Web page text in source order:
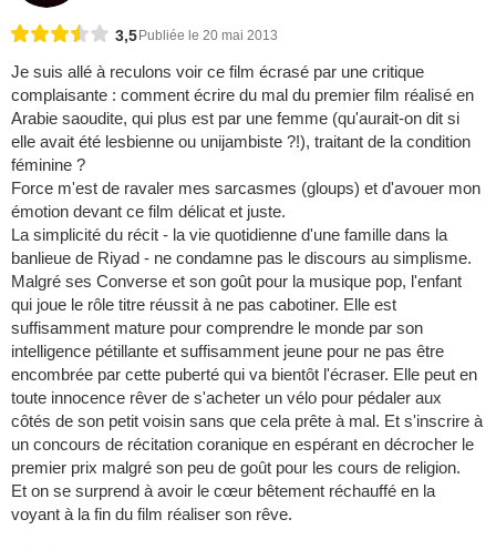
3,5 Publiée le 20 mai 2013
Je suis allé à reculons voir ce film écrasé par une critique
complaisante : comment écrire du mal du premier film réalisé en
Arabie saoudite, qui plus est par une femme (qu'aurait-on dit si
elle avait été lesbienne ou unijambiste ?!), traitant de la condition
féminine ?
Force m'est de ravaler mes sarcasmes (gloups) et d'avouer mon
émotion devant ce film délicat et juste.
La simplicité du récit - la vie quotidienne d'une famille dans la
banlieue de Riyad - ne condamne pas le discours au simplisme.
Malgré ses Converse et son goût pour la musique pop, l'enfant
qui joue le rôle titre réussit à ne pas cabotiner. Elle est
suffisamment mature pour comprendre le monde par son
intelligence pétillante et suffisamment jeune pour ne pas être
encombrée par cette puberté qui va bientôt l'écraser. Elle peut en
toute innocence rêver de s'acheter un vélo pour pédaler aux
côtés de son petit voisin sans que cela prête à mal. Et s'inscrire à
un concours de récitation coranique en espérant en décrocher le
premier prix malgré son peu de goût pour les cours de religion.
Et on se surprend à avoir le cœur bêtement réchauffé en la
voyant à la fin du film réaliser son rêve.